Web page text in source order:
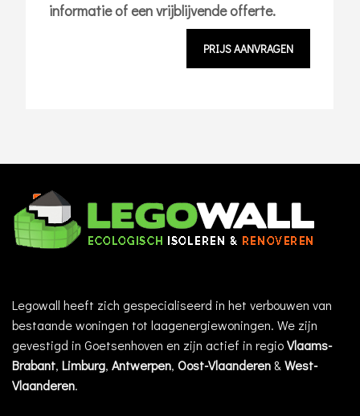
informatie of een vrijblijvende offerte.
PRIJS AANVRAGEN
Legowall heeft zich gespecialiseerd in het verbouwen van
bestaande woningen tot laagenergiewoningen. We zijn
gevestigd in Goetsenhoven en zijn actief in regioVlaams-
Brabant, Limburg, Antwerpen, Oost-Vlaanderen&West-
Vlaanderen.